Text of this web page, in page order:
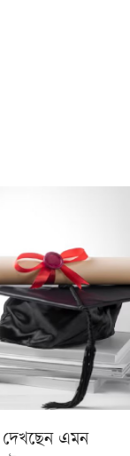
দেখছেন এমন